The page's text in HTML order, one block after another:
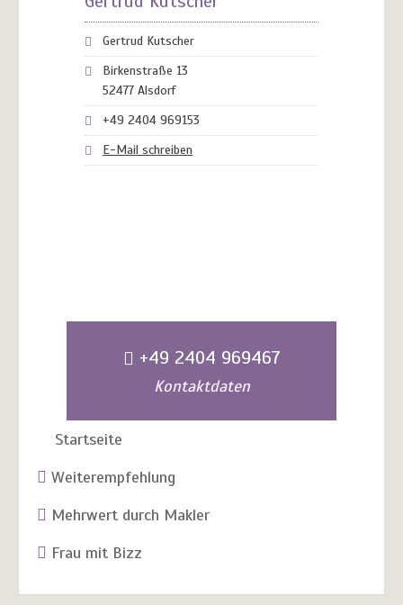
Gertrud Kutscher
Birkenstraße 13
52477 Alsdorf
+49 2404 969153
E-Mail schreiben
+49 2404 969467
Kontaktdaten
Startseite
Weiterempfehlung
Mehrwert durch Makler
Frau mit Bizz